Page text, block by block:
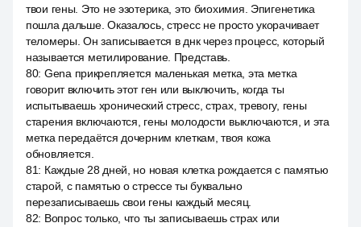
твои гены. Это не эзотерика, это биохимия. Эпигенетика
пошла дальше. Оказалось, стресс не просто укорачивает
теломеры. Он записывается в днк через процесс, который
называется метилирование. Представь.
80: Gena прикрепляется маленькая метка, эта метка
говорит включить этот ген или выключить, когда ты
испытываешь хронический стресс, страх, тревогу, гены
старения включаются, гены молодости выключаются, и эта
метка передаётся дочерним клеткам, твоя кожа
обновляется.
81: Каждые 28 дней, но новая клетка рождается с памятью
старой, с памятью о стрессе ты буквально
перезаписываешь свои гены каждый месяц.
82: Вопрос только, что ты записываешь страх или